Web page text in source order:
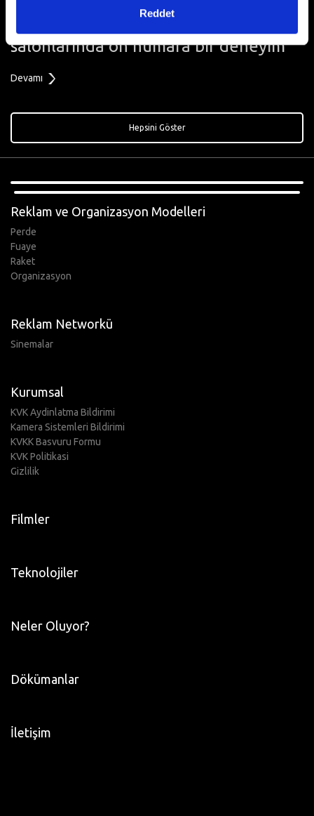
Reddet
salonlarında on numara bir deneyim
Devamı
Hepsini Göster
Reklam ve Organizasyon Modelleri
Perde
Fuaye
Raket
Organizasyon
Reklam Networkü
Sinemalar
Kurumsal
KVK Aydinlatma Bildirimi
Kamera Sistemleri Bildirimi
KVKK Basvuru Formu
KVK Politikasi
Gizlilik
Filmler
Teknolojiler
Neler Oluyor?
Dökümanlar
İletişim